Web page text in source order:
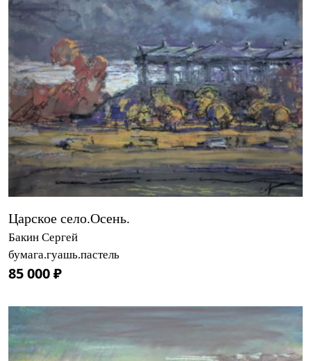
Царское село.Осень.
Бакин Сергей
бумага.гуашь.пастель
85 000 ₽